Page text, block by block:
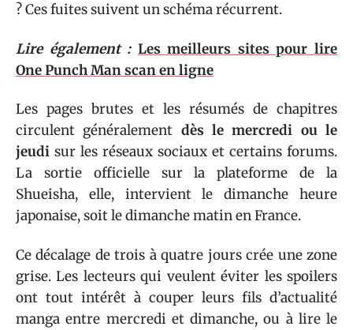
? Ces fuites suivent un schéma récurrent.
Lire également : Les meilleurs sites pour lire
One Punch Man scan en ligne
Les pages brutes et les résumés de chapitres
circulent généralement dès le mercredi ou le
jeudi sur les réseaux sociaux et certains forums.
La sortie officielle sur la plateforme de la
Shueisha, elle, intervient le dimanche heure
japonaise, soit le dimanche matin en France.
Ce décalage de trois à quatre jours crée une zone
grise. Les lecteurs qui veulent éviter les spoilers
ont tout intérêt à couper leurs fils d’actualité
manga entre mercredi et dimanche, ou à lire le